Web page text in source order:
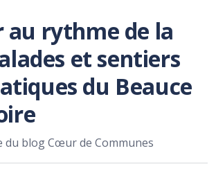
au rythme de la
et sentiers
du Beauce
du blog Cœur de Communes